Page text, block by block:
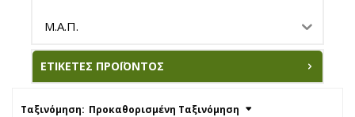
Μ.Α.Π.
ΕΤΙΚΈΤΕΣ ΠΡΟΪΌΝΤΟΣ
Ταξινόμηση: Προκαθορισμένη Ταξινόμηση